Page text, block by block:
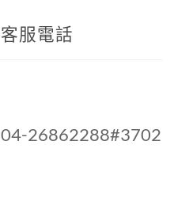
客服電話
04-26862288#3702